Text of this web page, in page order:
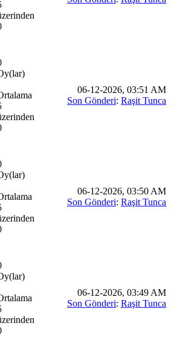
06-12-2026, 03:51 AM
Son Gönderi: Raşit Tunca
06-12-2026, 03:50 AM
Son Gönderi: Raşit Tunca
06-12-2026, 03:49 AM
Son Gönderi: Raşit Tunca